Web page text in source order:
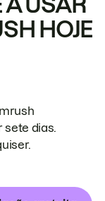
HOJE
sete dias.